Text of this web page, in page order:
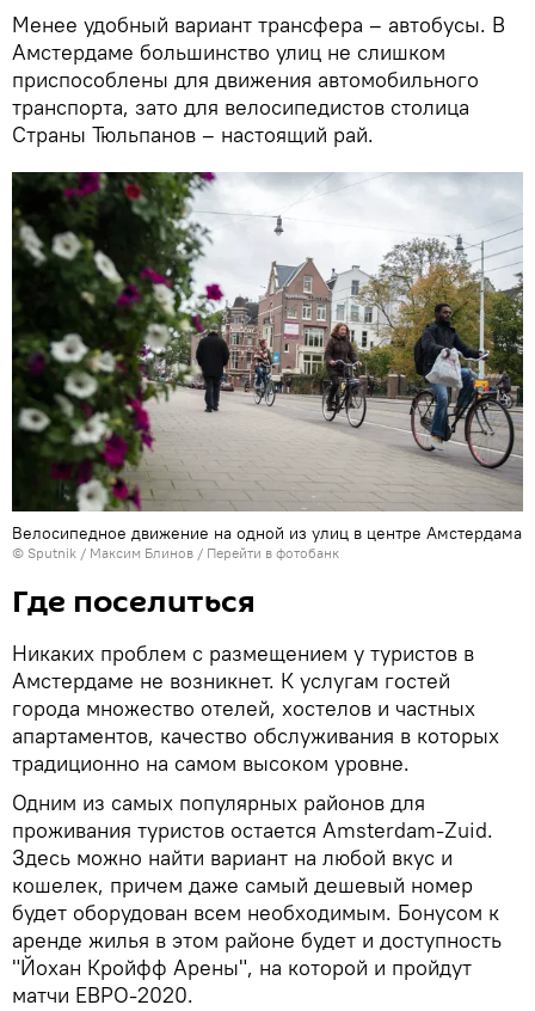
Менее удобный вариант трансфера – автобусы. В
Амстердаме большинство улиц не слишком
приспособлены для движения автомобильного
транспорта, зато для велосипедистов столица
Страны Тюльпанов – настоящий рай.
Велосипедное движение на одной из улиц в центре Амстердама
© Sputnik / Максим Блинов / Перейти в фотобанк
Где поселиться
Никаких проблем с размещением у туристов в
Амстердаме не возникнет. К услугам гостей
города множество отелей, хостелов и частных
апартаментов, качество обслуживания в которых
традиционно на самом высоком уровне.
Одним из самых популярных районов для
проживания туристов остается Amsterdam-Zuid.
Здесь можно найти вариант на любой вкус и
кошелек, причем даже самый дешевый номер
будет оборудован всем необходимым. Бонусом к
аренде жилья в этом районе будет и доступность
"Йохан Кройфф Арены", на которой и пройдут
матчи ЕВРО-2020.